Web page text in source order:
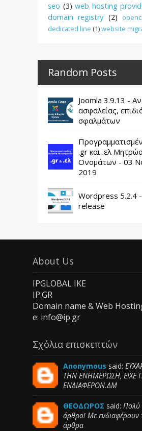
seo (3) web hosting
domain registry (2)
dedicated line (1)website
Random Posts
Joomla 3.9.13 -
ασφαλείας,
σφαλμάτων
.gr και .ελ
Ονομάτων - 03
2019
Wordpress 5.2.4
release
About Us
IPGLOBAL IKE
IP.GR
Domain name & Web
e: info@ip.gr
Σχόλια επισκεπτών
Anonymous said:
ΤΗΝ ΕΝΗΜΕΡΩΣΗ, ΕΙΧΕ
ΕΝΔΙΑΦΕΡΟΝ.ΔΜ
ΘΕΟΔΩΡΟΣ said: Πολύ
άρθρο! Με ενδιαφέρουν
άρθρα